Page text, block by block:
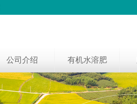
公司介绍 有机水溶肥